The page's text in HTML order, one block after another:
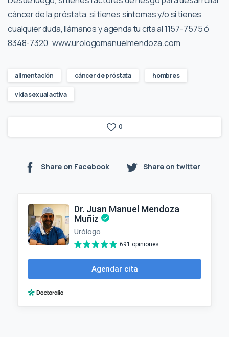
cáncer de la próstata, si tienes síntomas y/o si tienes
cualquier duda, llámanos y agenda tu cita al 1157-7575 ó
8348-7320 · www.urologomanuelmendoza.com
alimentación cáncer de próstata hombres
vida sexual activa
0
Share on Facebook Share on twitter